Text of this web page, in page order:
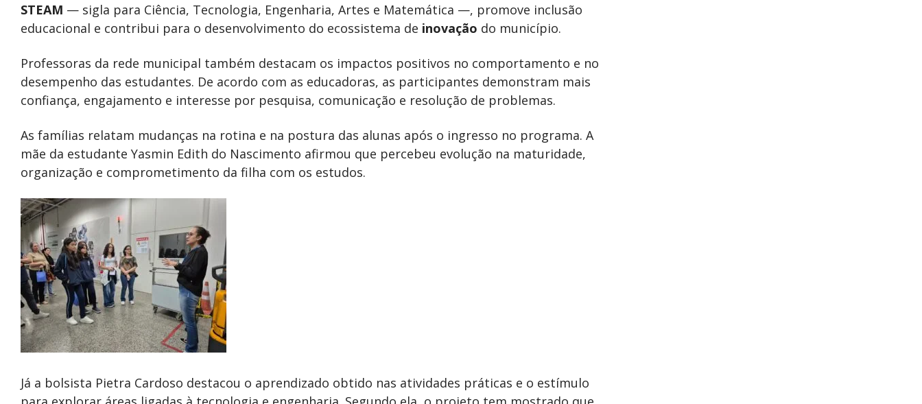
STEAM — sigla para Ciência, Tecnologia, Engenharia, Artes e Matemática —, promove inclusão
educacional e contribui para o desenvolvimento do ecossistema de inovação do município.
Professoras da rede municipal também destacam os impactos positivos no comportamento e no
desempenho das estudantes. De acordo com as educadoras, as participantes demonstram mais
confiança, engajamento e interesse por pesquisa, comunicação e resolução de problemas.
As famílias relatam mudanças na rotina e na postura das alunas após o ingresso no programa. A
mãe da estudante Yasmin Edith do Nascimento afirmou que percebeu evolução na maturidade,
organização e comprometimento da filha com os estudos.
Já a bolsista Pietra Cardoso destacou o aprendizado obtido nas atividades práticas e o estímulo